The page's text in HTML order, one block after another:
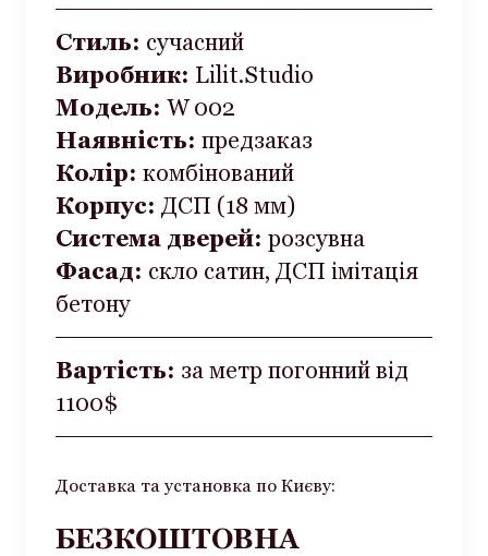
Стиль: сучасний
Виробник: Lilit.Studio
Модель: W 002
Наявність: предзаказ
Колір: комбінований
Корпус: ДСП (18 мм)
Система дверей: розсувна
Фасад: cкло сатин, ДСП імітація
бетону
Вартість: за метр погонний від
1100$
Доставка та установка по Києву:
БЕЗКОШТОВНА